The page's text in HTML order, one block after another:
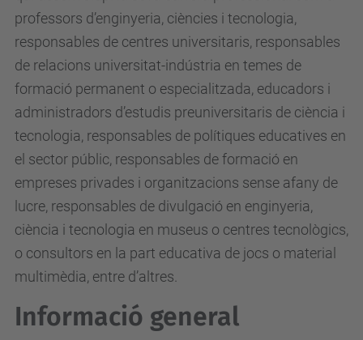
professors d’enginyeria, ciències i tecnologia,
responsables de centres universitaris, responsables
de relacions universitat-indústria en temes de
formació permanent o especialitzada, educadors i
administradors d’estudis preuniversitaris de ciència i
tecnologia, responsables de polítiques educatives en
el sector públic, responsables de formació en
empreses privades i organitzacions sense afany de
lucre, responsables de divulgació en enginyeria,
ciència i tecnologia en museus o centres tecnològics,
o consultors en la part educativa de jocs o material
multimèdia, entre d’altres.
Informació general